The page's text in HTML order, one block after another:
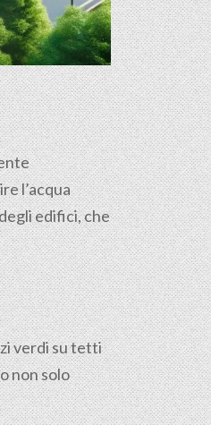
l’acqua
edifici, che
verdi su tetti
non solo